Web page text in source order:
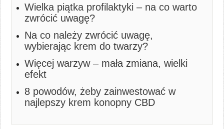
Wielka piątka profilaktyki – na co warto
zwrócić uwagę?
Na co należy zwrócić uwagę,
wybierając krem do twarzy?
Więcej warzyw – mała zmiana, wielki
efekt
8 powodów, żeby zainwestować w
najlepszy krem konopny CBD